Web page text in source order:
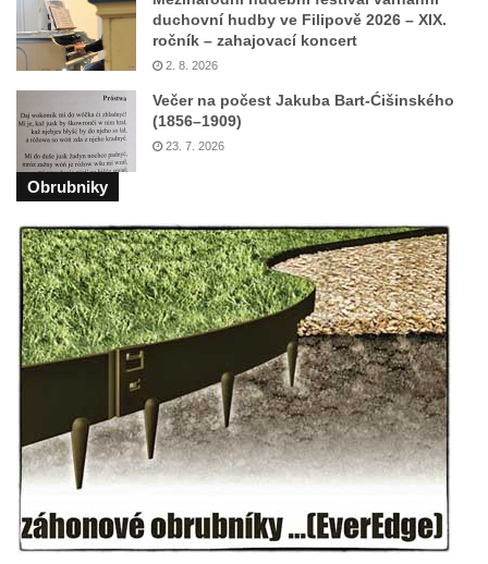
Kostel svatého Havla na hřbitově v
Hrobčicích
Kaple svatého Vavřince v Mirošovicích
Márnice na hřbitově v Račicích
Márnice na hřbitově v Dobříni
Kaple v Bezděkově
Kaple Nejsvětější Trojice v centru Liběšic
Výklenková kaple na rozcestí na jižním
okraji Liběšic
Kostel svaté Kateřiny v Chouči
Kaple svatého Blažeje východně od Lužice
Kostel svatého Augustina v Lužici
Márnice na hřbitově v Lužici
Kostel svatého Martina v Kozlech
Márnice na hřbitově v Kozlech
Vesnický kostel v Reinhardtsdorfu
duchovní hudby ve Filipově 2026 – XIX.
ročník – zahajovací koncert
2. 8. 2026
Večer na počest Jakuba Bart-Ćišinského
(1856–1909)
23. 7. 2026
Obrubniky